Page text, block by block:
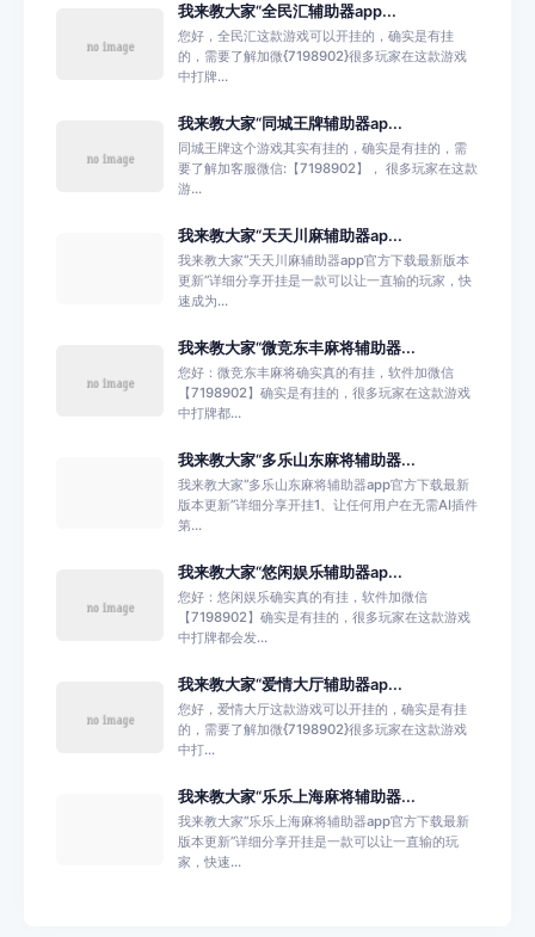
我来教大家“全民汇辅助器app...
您好，全民汇这款游戏可以开挂的，确实是有挂
的，需要了解加微{7198902}很多玩家在这款游戏
中打牌...
我来教大家“同城王牌辅助器ap...
同城王牌这个游戏其实有挂的，确实是有挂的，需
要了解加客服微信:【7198902】， 很多玩家在这款
游...
我来教大家“天天川麻辅助器ap...
我来教大家“天天川麻辅助器app官方下载最新版本
更新”详细分享开挂是一款可以让一直输的玩家，快
速成为...
我来教大家“微竞东丰麻将辅助器...
您好：微竞东丰麻将确实真的有挂，软件加微信
【7198902】确实是有挂的，很多玩家在这款游戏
中打牌都...
我来教大家“多乐山东麻将辅助器...
我来教大家“多乐山东麻将辅助器app官方下载最新
版本更新”详细分享开挂1、让任何用户在无需AI插件
第...
我来教大家“悠闲娱乐辅助器ap...
您好：悠闲娱乐确实真的有挂，软件加微信
【7198902】确实是有挂的，很多玩家在这款游戏
中打牌都会发...
我来教大家“爱情大厅辅助器ap...
您好，爱情大厅这款游戏可以开挂的，确实是有挂
的，需要了解加微{7198902}很多玩家在这款游戏
中打...
我来教大家“乐乐上海麻将辅助器...
我来教大家“乐乐上海麻将辅助器app官方下载最新
版本更新”详细分享开挂是一款可以让一直输的玩
家，快速...